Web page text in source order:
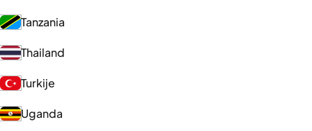
Tanzania
Thailand
Turkije
Uganda